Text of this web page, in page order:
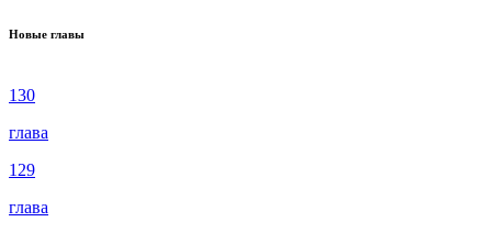
Новые главы
130
глава
129
глава